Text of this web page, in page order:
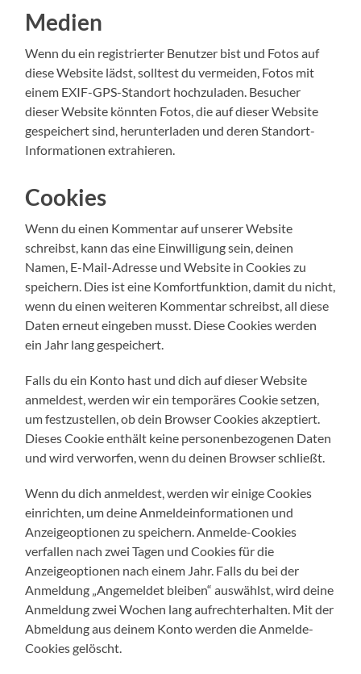
Medien
Wenn du ein registrierter Benutzer bist und Fotos auf
diese Website lädst, solltest du vermeiden, Fotos mit
einem EXIF-GPS-Standort hochzuladen. Besucher
dieser Website könnten Fotos, die auf dieser Website
gespeichert sind, herunterladen und deren Standort-
Informationen extrahieren.
Cookies
Wenn du einen Kommentar auf unserer Website
schreibst, kann das eine Einwilligung sein, deinen
Namen, E-Mail-Adresse und Website in Cookies zu
speichern. Dies ist eine Komfortfunktion, damit du nicht,
wenn du einen weiteren Kommentar schreibst, all diese
Daten erneut eingeben musst. Diese Cookies werden
ein Jahr lang gespeichert.
Falls du ein Konto hast und dich auf dieser Website
anmeldest, werden wir ein temporäres Cookie setzen,
um festzustellen, ob dein Browser Cookies akzeptiert.
Dieses Cookie enthält keine personenbezogenen Daten
und wird verworfen, wenn du deinen Browser schließt.
Wenn du dich anmeldest, werden wir einige Cookies
einrichten, um deine Anmeldeinformationen und
Anzeigeoptionen zu speichern. Anmelde-Cookies
verfallen nach zwei Tagen und Cookies für die
Anzeigeoptionen nach einem Jahr. Falls du bei der
Anmeldung „Angemeldet bleiben“ auswählst, wird deine
Anmeldung zwei Wochen lang aufrechterhalten. Mit der
Abmeldung aus deinem Konto werden die Anmelde-
Cookies gelöscht.